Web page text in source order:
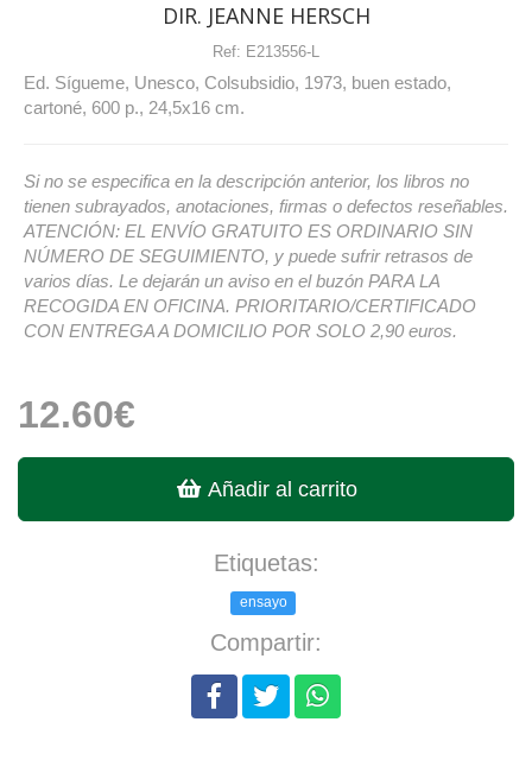
DIR. JEANNE HERSCH
Ref: E213556-L
Ed. Sígueme, Unesco, Colsubsidio, 1973, buen estado,
cartoné, 600 p., 24,5x16 cm.
Si no se especifica en la descripción anterior, los libros no
tienen subrayados, anotaciones, firmas o defectos reseñables.
ATENCIÓN: EL ENVÍO GRATUITO ES ORDINARIO SIN
NÚMERO DE SEGUIMIENTO, y puede sufrir retrasos de
varios días. Le dejarán un aviso en el buzón PARA LA
RECOGIDA EN OFICINA. PRIORITARIO/CERTIFICADO
CON ENTREGA A DOMICILIO POR SOLO 2,90 euros.
12.60€
Añadir al carrito
Etiquetas:
ensayo
Compartir: